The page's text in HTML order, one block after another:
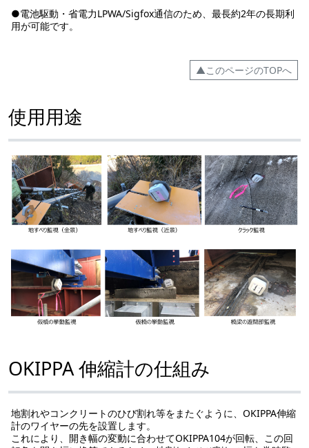
●電池駆動・省電力LPWA/Sigfox通信のため、最長約2年の長期利
用が可能です。
▲このページのTOPへ
使用用途
OKIPPA 伸縮計の仕組み
地割れやコンクリートのひび割れ等をまたぐように、OKIPPA伸縮
計のワイヤーの先を設置します。
これにより、開き幅の変動に合わせてOKIPPA104が回転、この回